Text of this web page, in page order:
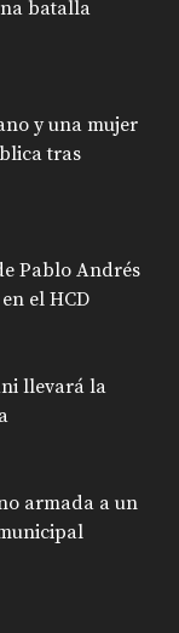
batalla
y una mujer
tras
Pablo Andrés
el HCD
llevará la
armada a un